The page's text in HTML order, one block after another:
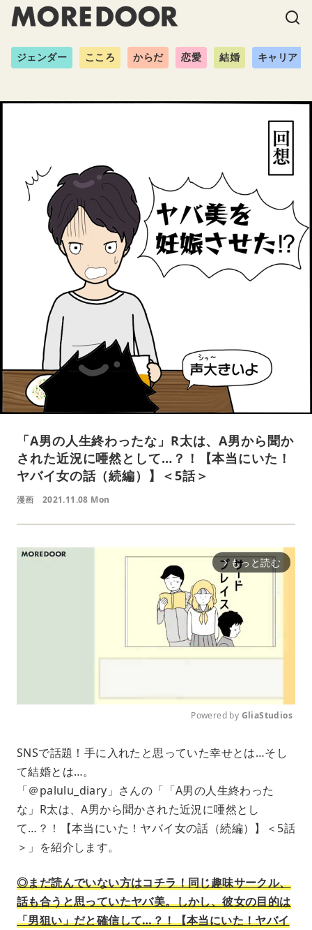
ジェンダー こころ からだ 恋愛 結婚 キャリア
「A男の人生終わったな」R太は、A男から聞か
された近況に唖然として…？！【本当にいた！
ヤバイ女の話（続編）】＜5話＞
漫画 2021.11.08 Mon
arrow_forward_ios もっと読む
u
Powered by GliaStudios
SNSで話題！手に入れたと思っていた幸せとは…そし
て結婚とは…。
「＠palulu_diary」さんの「「A男の人生終わった
な」R太は、A男から聞かされた近況に唖然とし
て…？！【本当にいた！ヤバイ女の話（続編）】＜5話
＞」を紹介します。
◎まだ読んでいない方はコチラ！同じ趣味サークル、
話も合うと思っていたヤバ美。しかし、彼女の目的は
「男狙い」だと確信して…？！【本当にいた！ヤバイ